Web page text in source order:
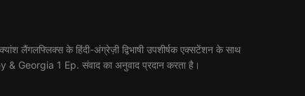
के हिंदी-अंग्रेज़ी द्विभाषी उपशीर्षक एक्सटेंशन के साथ
& Georgia 1 Ep. संवाद का अनुवाद प्रदान करता है।